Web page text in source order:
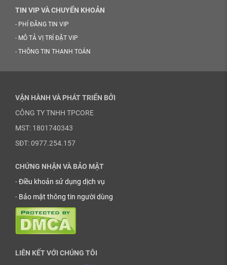
TIN VIP VÀ CHUYỂN KHOẢN
- PHÍ ĐĂNG TIN VIP
- MÔ TẢ VỊ TRÍ ĐẶT VIP
- THÔNG TIN THANH TOÁN
VẬN HÀNH VÀ PHÁT TRIỂN BỞI
CÔNG TY TNHH TPCORE
MST: 1801740343
SĐT: 0977.254.157
CHỨNG NHẬN VÀ BẢO MẬT
-Điều khoản sử dụng dịch vụ
- Bảo mật thông tin người dùng
LIÊN KẾT VỚI CHÚNG TÔI